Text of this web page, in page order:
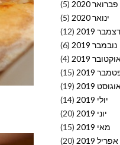
פברואר 2020
(5)
ינואר 2020
(5)
2019
(12)
נובמבר 2019
(6)
2019
(4)
2019
(15)
2019
(19)
יולי 2019
(14)
יוני 2019
(20)
מאי 2019
(15)
אפריל 2019
(20)